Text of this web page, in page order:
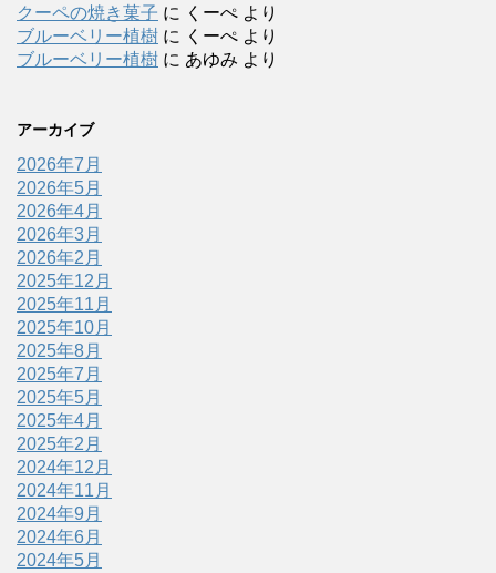
クーペの焼き菓子 に くーぺ より
ブルーベリー植樹 に くーぺ より
ブルーベリー植樹 に あゆみ より
アーカイブ
2026年7月
2026年5月
2026年4月
2026年3月
2026年2月
2025年12月
2025年11月
2025年10月
2025年8月
2025年7月
2025年5月
2025年4月
2025年2月
2024年12月
2024年11月
2024年9月
2024年6月
2024年5月